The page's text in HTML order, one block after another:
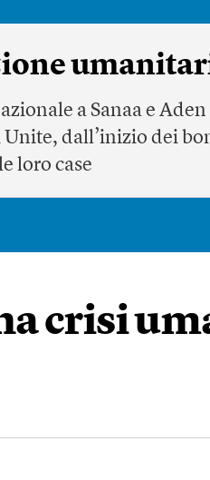
a Sanaa e
Unite, dall’inizio dei
loro case
crisi